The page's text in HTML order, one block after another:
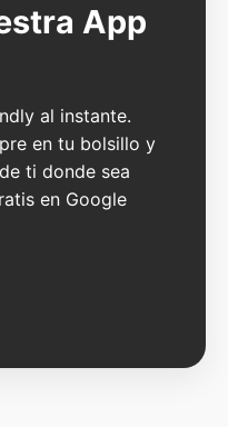
App
al instante.
en tu bolsillo y
ti donde sea
en Google